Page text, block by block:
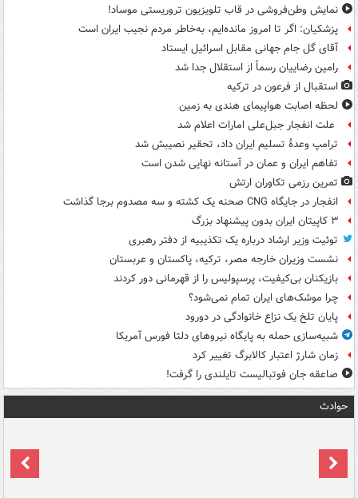
نمایش وطن‌فروشی در قاب تلویزیون تروریستی موساد!
پزشکیان: اگر تا امروز مانده‌ایم، به‌خاطر مردم نجیب ایران است
آقای گل جام جهانی مقابل اسرائیل ایستاد
رامین رضاییان رسماً از استقلال جدا شد
استقبال از فرعون در ترکیه
لحظه اصابت هواپیمای هندی به زمین
علت انفجار جبل‌علی امارات اعلام شد
ترامپ وعدۀ تسلیم ایران داد، تحقیر نصیبش شد
تفاهم ایران و عمان در آستانه نهایی شدن است
تمرین رزمی تکاوران ارتش
انفجار در جایگاه CNG صحنه یک کشته و سه مصدوم برجا گذاشت
۳ کاپیتان ایران بدون پیشنهاد بزرگ
توئیت وزیر ارشاد درباره یک تکذیبیه از دفتر رهبری
نشست وزیران خارجه مصر، ترکیه، پاکستان و عربستان
بازیکنان بی‌کیفیت، پرسپولیس را از قهرمانی دور کردند
چرا موشک‌های ایران تمام نمی‌شود؟
پایان تلخ یک نزاع خانوادگی در دورود
شبیه‌سازی حمله به پایگاه نیروهای دلتا فورس آمریکا
زمان شارژ اعتبار کالابرگ تغییر کرد
صاعقه جان فوتبالیست تایلندی را گرفت!
حوادث